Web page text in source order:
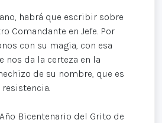
habrá que escribir sobre
Comandante en Jefe. Por
con su magia, con esa
nos da la certeza en la
de su nombre, que es
Bicentenario del Grito de